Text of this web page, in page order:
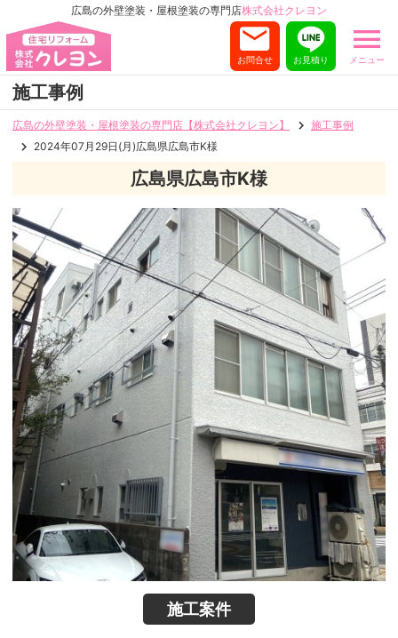
広島の外壁塗装・屋根塗装の専門店株式会社クレヨン
メニュー
お見積り
お問合せ
施工事例
広島の外壁塗装・屋根塗装の専門店【株式会社クレヨン】
施工事例
2024年07月29日(月)広島県広島市K様
広島県広島市K様
施工案件